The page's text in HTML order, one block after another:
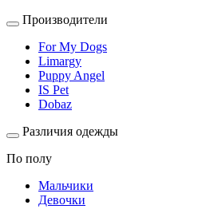
Производители
For My Dogs
Limargy
Puppy Angel
IS Pet
Dobaz
Различия одежды
По полу
Мальчики
Девочки